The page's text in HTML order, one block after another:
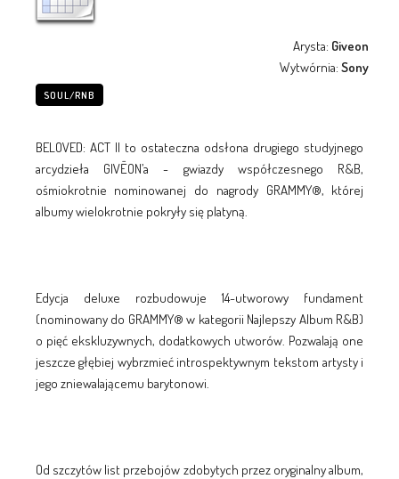
Arysta: Giveon
Wytwórnia:Sony
SOUL/RNB
BELOVED: ACT II to ostateczna odsłona drugiego studyjnego
arcydzieła GIVĒON’a - gwiazdy współczesnego R&B,
ośmiokrotnie nominowanej do nagrody GRAMMY®, której
albumy wielokrotnie pokryły się platyną.
Edycja deluxe rozbudowuje 14-utworowy fundament
(nominowany do GRAMMY® w kategorii Najlepszy Album R&B)
o pięć ekskluzywnych, dodatkowych utworów. Pozwalają one
jeszcze głębiej wybrzmieć introspektywnym tekstom artysty i
jego zniewalającemu barytonowi.
Od szczytów list przebojów zdobytych przez oryginalny album,